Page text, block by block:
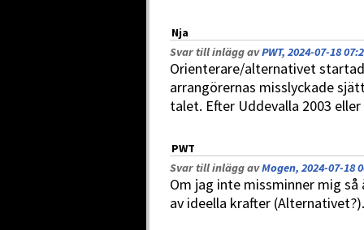
Nja
Svar till inlägg avPWT, 2024-07-18
Orienterare/alternativet
arrangörernas misslyckade
talet. Efter Uddevalla 2003 eller
PWT
Svar till inlägg avMogen, 2024-07-18
Om jag inte missminner mig
av ideella krafter